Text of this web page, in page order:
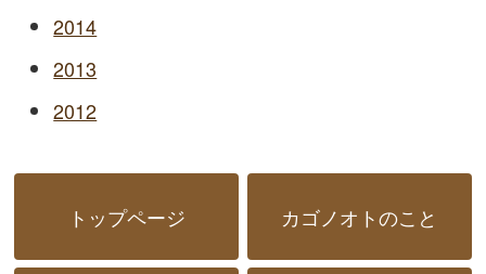
2014
2013
2012
トップページ カゴノオトのこと